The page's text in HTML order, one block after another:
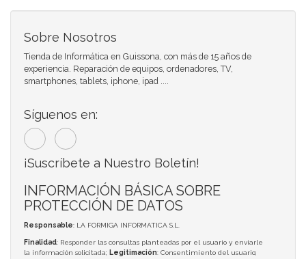
Sobre Nosotros
Tienda de Informática en Guissona, con más de 15 años de
experiencia. Reparación de equipos, ordenadores, TV,
smartphones, tablets, iphone, ipad ....
Síguenos en:
¡Suscríbete a Nuestro Boletín!
INFORMACIÓN BÁSICA SOBRE
PROTECCIÓN DE DATOS
Responsable: LA FORMIGA INFORMATICA S.L.
Finalidad: Responder las consultas planteadas por el usuario y enviarle
la información solicitada; Legitimación: Consentimiento del usuario;